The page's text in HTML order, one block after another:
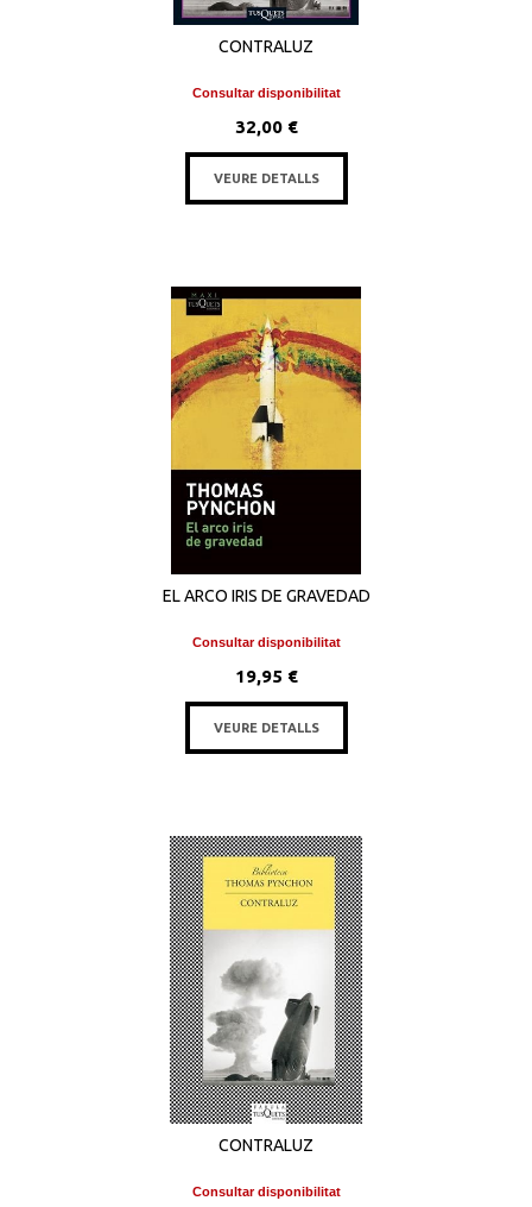
CONTRALUZ
Consultar disponibilitat
32,00 €
VEURE DETALLS
EL ARCO IRIS DE GRAVEDAD
Consultar disponibilitat
19,95 €
VEURE DETALLS
CONTRALUZ
Consultar disponibilitat